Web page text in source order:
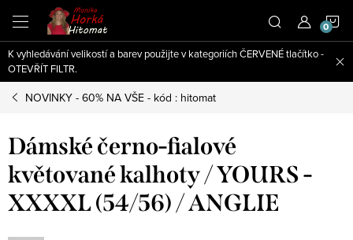
obsah
K vyhledávání velikostí a barev použijte v kategoriích ČERVENÉ tlačítko -
OTEVŘÍT FILTR.
NOVINKY - 60% NA VŠE - kód : hitomat
Dámské černo-fialové
květované kalhoty / YOURS -
XXXXL (54/56) / ANGLIE